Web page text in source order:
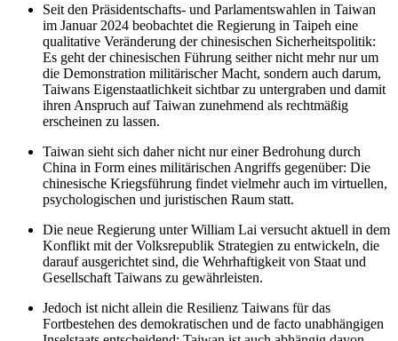
Seit den Präsidentschafts- und Parlamentswahlen in Taiwan
im Januar 2024 beobachtet die Regierung in Taipeh eine
qualitative Veränderung der chinesischen Sicherheitspolitik:
Es geht der chinesischen Führung seither nicht mehr nur um
die Demonstration militärischer Macht, sondern auch darum,
Taiwans Eigenstaatlichkeit sichtbar zu untergraben und damit
ihren Anspruch auf Taiwan zunehmend als rechtmäßig
erscheinen zu lassen.
Taiwan sieht sich daher nicht nur einer Bedrohung durch
China in Form eines militärischen Angriffs gegenüber: Die
chinesische Kriegsführung findet vielmehr auch im virtuellen,
psychologischen und juristischen Raum statt.
Die neue Regierung unter William Lai versucht aktuell in dem
Konflikt mit der Volksrepublik Strategien zu entwickeln, die
darauf ausgerichtet sind, die Wehrhaftigkeit von Staat und
Gesellschaft Taiwans zu gewährleisten.
Jedoch ist nicht allein die Resilienz Taiwans für das
Fortbestehen des demokratischen und de facto unabhängigen